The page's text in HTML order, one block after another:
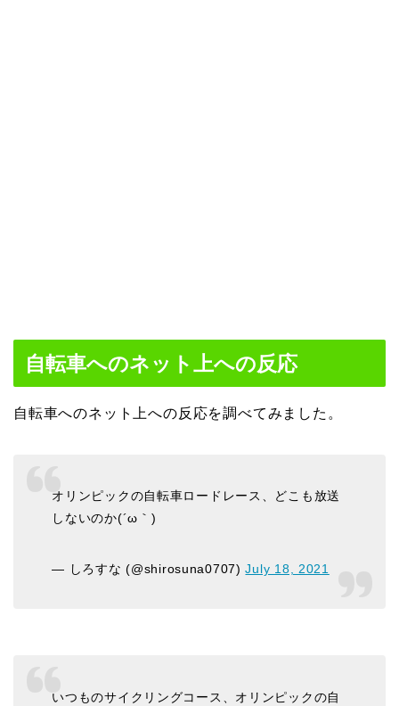
自転車へのネット上への反応
自転車へのネット上への反応を調べてみました。
オリンピックの自転車ロードレース、どこも放送
しないのか(´ω｀)
— しろすな (@shirosuna0707)July 18, 2021
いつものサイクリングコース、オリンピックの自